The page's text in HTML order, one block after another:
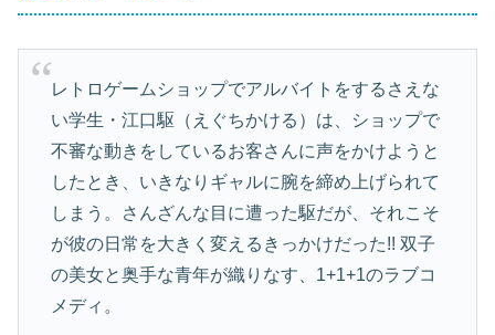
レトロゲームショップでアルバイトをするさえな
い学生・江口駆（えぐちかける）は、ショップで
不審な動きをしているお客さんに声をかけようと
したとき、いきなりギャルに腕を締め上げられて
しまう。さんざんな目に遭った駆だが、それこそ
が彼の日常を大きく変えるきっかけだった!! 双子
の美女と奥手な青年が織りなす、1+1+1のラブコ
メディ。